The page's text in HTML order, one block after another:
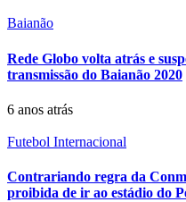
Baianão
Rede Globo volta atrás e
transmissão do Baianão 2020
6 anos atrás
Futebol Internacional
Contrariando regra da
proibida de ir ao estádio do